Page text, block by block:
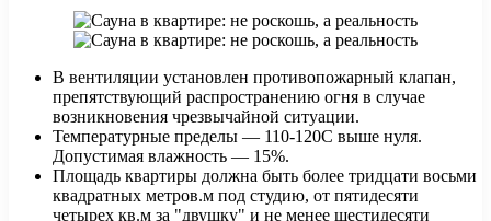
В вентиляции установлен противопожарный клапан,
препятствующий распространению огня в случае
возникновения чрезвычайной ситуации.
Температурные пределы — 110-120С выше нуля.
Допустимая влажность — 15%.
Площадь квартиры должна быть более тридцати восьми
квадратных метров.м под студию, от пятидесяти
четырех кв.м за "двушку" и не менее шестидесяти